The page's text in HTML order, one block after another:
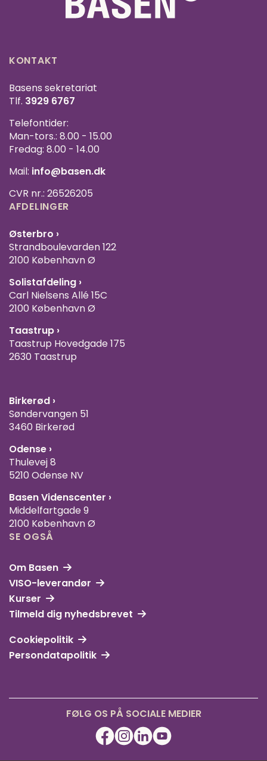
KONTAKT
Basens sekretariat
Tlf. 3929 6767
Telefontider:
Man-tors.: 8.00 - 15.00
Fredag: 8.00 - 14.00
Mail: info@basen.dk
CVR nr.: 26526205
AFDELINGER
Østerbro ›
Strandboulevarden 122
2100 København Ø
Solistafdeling ›
Carl Nielsens Allé 15C
2100 København Ø
Taastrup ›
Taastrup Hovedgade 175
2630 Taastrup
Birkerød ›
Søndervangen 51
3460 Birkerød
Odense ›
Thulevej 8
5210 Odense NV
Basen Videnscenter ›
Middelfartgade 9
2100 København Ø
SE OGSÅ
Om Basen
VISO-leverandør
Kurser
Tilmeld dig nyhedsbrevet
Cookiepolitik
Persondatapolitik
FØLG OS PÅ SOCIALE MEDIER